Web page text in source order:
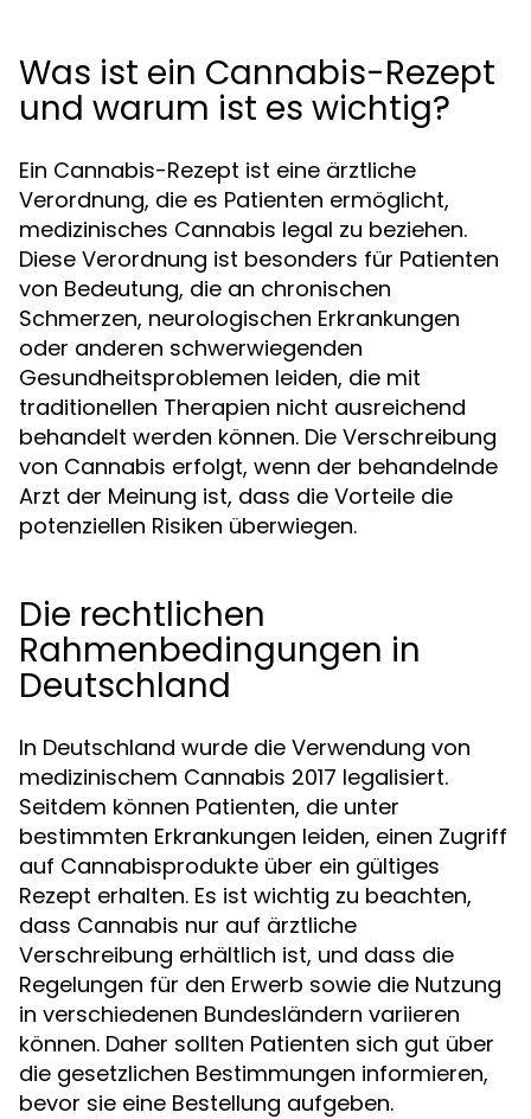
Was ist ein Cannabis-Rezept
und warum ist es wichtig?
Ein Cannabis-Rezept ist eine ärztliche
Verordnung, die es Patienten ermöglicht,
medizinisches Cannabis legal zu beziehen.
Diese Verordnung ist besonders für Patienten
von Bedeutung, die an chronischen
Schmerzen, neurologischen Erkrankungen
oder anderen schwerwiegenden
Gesundheitsproblemen leiden, die mit
traditionellen Therapien nicht ausreichend
behandelt werden können. Die Verschreibung
von Cannabis erfolgt, wenn der behandelnde
Arzt der Meinung ist, dass die Vorteile die
potenziellen Risiken überwiegen.
Die rechtlichen
Rahmenbedingungen in
Deutschland
In Deutschland wurde die Verwendung von
medizinischem Cannabis 2017 legalisiert.
Seitdem können Patienten, die unter
bestimmten Erkrankungen leiden, einen Zugriff
auf Cannabisprodukte über ein gültiges
Rezept erhalten. Es ist wichtig zu beachten,
dass Cannabis nur auf ärztliche
Verschreibung erhältlich ist, und dass die
Regelungen für den Erwerb sowie die Nutzung
in verschiedenen Bundesländern variieren
können. Daher sollten Patienten sich gut über
die gesetzlichen Bestimmungen informieren,
bevor sie eine Bestellung aufgeben.